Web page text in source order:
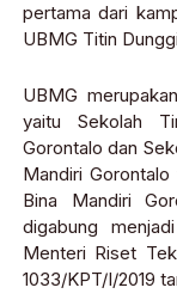
pertama dari
UBMG Titin
UBMG
yaitu Sekolah
Gorontalo dan
Mandiri
Bina Mandiri
digabung
Menteri Riset
1033/KPT/I/2019